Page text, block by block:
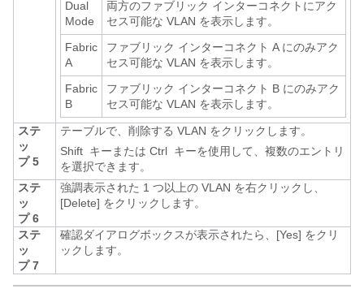
Dual
Mode
両方のファブリック インターコネクトにアク
セス可能な VLAN を表示します。
Fabric
A
ファブリック インターコネクト A にのみアク
セス可能な VLAN を表示します。
Fabric
B
ファブリック インターコネクト B にのみアク
セス可能な VLAN を表示します。
ステ
ッ
プ 5
テーブルで、削除する VLAN をクリックします。
Shift キーまたは Ctrl キーを使用して、複数のエントリ
を選択できます。
ステ
ッ
プ 6
強調表示された 1 つ以上の VLAN を右クリックし、
[Delete] をクリックします。
ステ
ッ
プ 7
確認ダイアログボックスが表示されたら、[Yes] をクリ
ックします。